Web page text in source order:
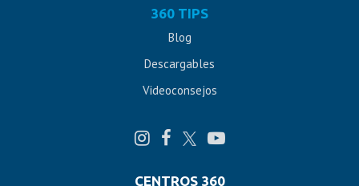
360 TIPS
Blog
Descargables
Videoconsejos
CENTROS 360